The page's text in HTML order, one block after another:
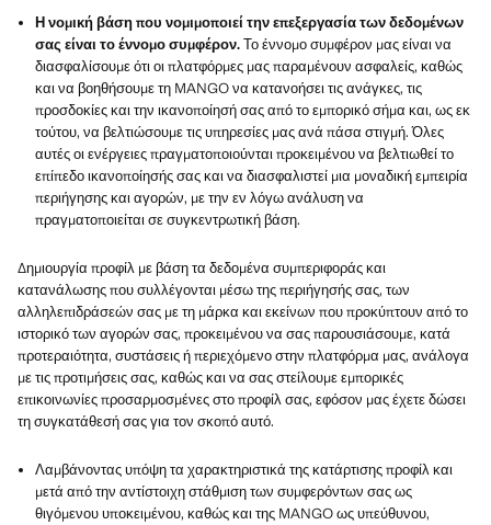
Η νομική βάση που νομιμοποιεί την επεξεργασία των δεδομένων
σας είναι το έννομο συμφέρον.Το έννομο συμφέρον μας είναι να
διασφαλίσουμε ότι οι πλατφόρμες μας παραμένουν ασφαλείς, καθώς
και να βοηθήσουμε τη MANGO να κατανοήσει τις ανάγκες, τις
προσδοκίες και την ικανοποίησή σας από το εμπορικό σήμα και, ως εκ
τούτου, να βελτιώσουμε τις υπηρεσίες μας ανά πάσα στιγμή. Όλες
αυτές οι ενέργειες πραγματοποιούνται προκειμένου να βελτιωθεί το
επίπεδο ικανοποίησής σας και να διασφαλιστεί μια μοναδική εμπειρία
περιήγησης και αγορών, με την εν λόγω ανάλυση να
πραγματοποιείται σε συγκεντρωτική βάση.
Δημιουργία προφίλ με βάση τα δεδομένα συμπεριφοράς και
κατανάλωσης που συλλέγονται μέσω της περιήγησής σας, των
αλληλεπιδράσεών σας με τη μάρκα και εκείνων που προκύπτουν από το
ιστορικό των αγορών σας, προκειμένου να σας παρουσιάσουμε, κατά
προτεραιότητα, συστάσεις ή περιεχόμενο στην πλατφόρμα μας, ανάλογα
με τις προτιμήσεις σας, καθώς και να σας στείλουμε εμπορικές
επικοινωνίες προσαρμοσμένες στο προφίλ σας, εφόσον μας έχετε δώσει
τη συγκατάθεσή σας για τον σκοπό αυτό.
Λαμβάνοντας υπόψη τα χαρακτηριστικά της κατάρτισης προφίλ και
μετά από την αντίστοιχη στάθμιση των συμφερόντων σας ως
θιγόμενου υποκειμένου, καθώς και της MANGO ως υπεύθυνου,